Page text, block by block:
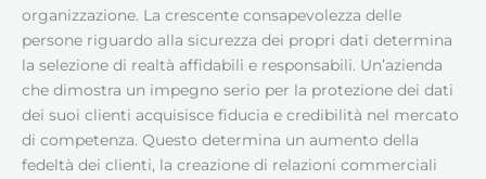
organizzazione. La crescente consapevolezza delle
persone riguardo alla sicurezza dei propri dati determina
la selezione di realtà affidabili e responsabili. Un’azienda
che dimostra un impegno serio per la protezione dei dati
dei suoi clienti acquisisce fiducia e credibilità nel mercato
di competenza. Questo determina un aumento della
fedeltà dei clienti, la creazione di relazioni commerciali